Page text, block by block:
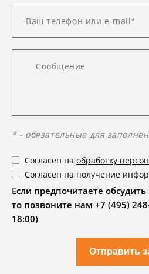
* - обязательные для
Согласен на обработку
Согласен на получение
Если предпочитаете
то позвоните нам +7 (495)
18:00)
Отправить